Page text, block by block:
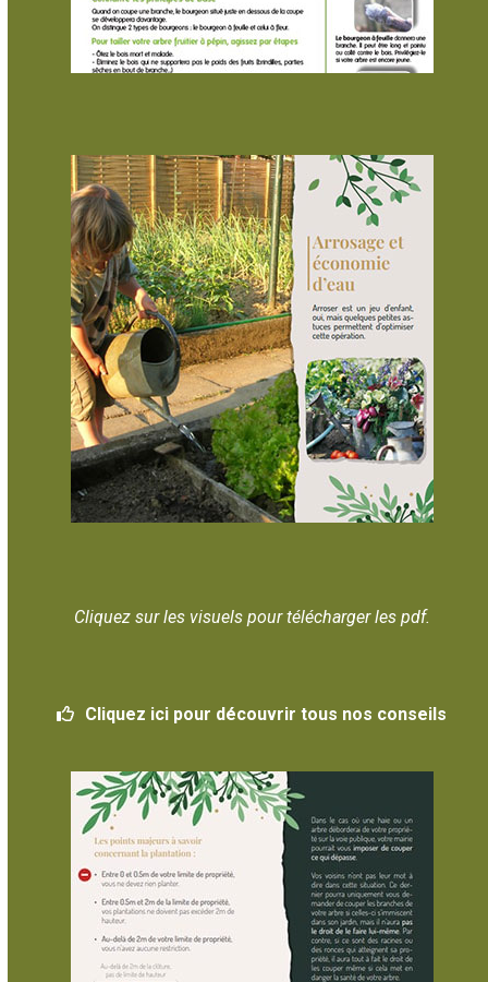
Cliquez sur les visuels pour télécharger les pdf.
Cliquez ici pour découvrir tous nos conseils